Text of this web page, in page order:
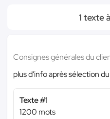
1 texte
Consignes générales du
plus d'info après sélection
Texte #1
1200 mots